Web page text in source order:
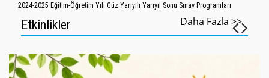
2024-2025 Eğitim-Öğretim Yılı Güz Yarıyılı Yarıyıl Sonu Sınav Programları
Daha Fazla >>
Etkinlikler